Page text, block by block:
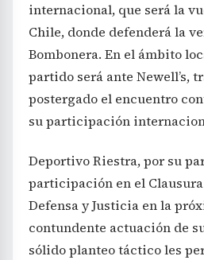
internacional, que será la
Chile, donde defenderá la
Bombonera. En el ámbito
partido será ante Newell’s,
postergado el encuentro
su participación
Deportivo Riestra, por su
participación en el
Defensa y Justicia en la
contundente actuación de
sólido planteo táctico les